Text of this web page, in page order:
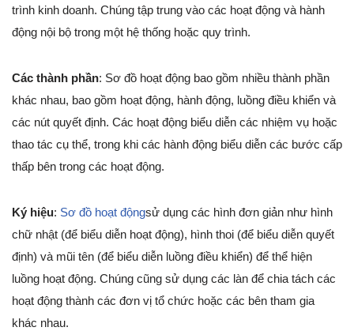
trình kinh doanh. Chúng tập trung vào các hoạt động và hành
động nội bộ trong một hệ thống hoặc quy trình.
Các thành phần: Sơ đồ hoạt động bao gồm nhiều thành phần
khác nhau, bao gồm hoạt động, hành động, luồng điều khiển và
các nút quyết định. Các hoạt động biểu diễn các nhiệm vụ hoặc
thao tác cụ thể, trong khi các hành động biểu diễn các bước cấp
thấp bên trong các hoạt động.
Ký hiệu: Sơ đồ hoạt độngsử dụng các hình đơn giản như hình
chữ nhật (để biểu diễn hoạt động), hình thoi (để biểu diễn quyết
định) và mũi tên (để biểu diễn luồng điều khiển) để thể hiện
luồng hoạt động. Chúng cũng sử dụng các làn để chia tách các
hoạt động thành các đơn vị tổ chức hoặc các bên tham gia
khác nhau.